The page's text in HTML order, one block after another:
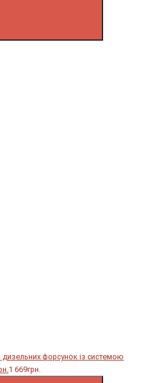
дизельних форсунок із системою
1 669грн.